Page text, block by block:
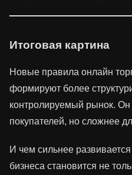
Итоговая картина
Новые правила онлайн
формируют более
контролируемый рынок. Он
покупателей, но сложнее
И чем сильнее
бизнеса становится не